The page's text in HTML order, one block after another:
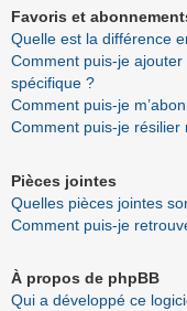
Favoris et
Quelle est la différence
Comment puis-je
spécifique ?
Comment puis-je
Comment puis-je résilier
Pièces jointes
Quelles pièces jointes
Comment puis-je
À propos de phpBB
Qui a développé ce